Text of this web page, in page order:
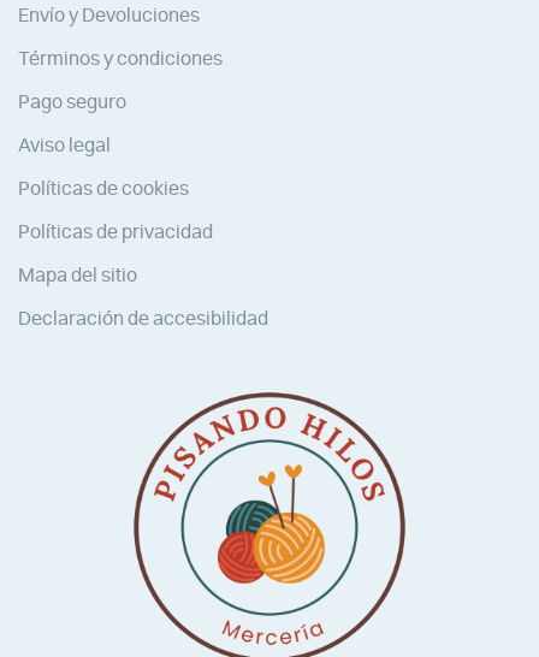
Envío y Devoluciones
Términos y condiciones
Pago seguro
Aviso legal
Políticas de cookies
Políticas de privacidad
Mapa del sitio
Declaración de accesibilidad